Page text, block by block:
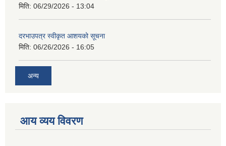
मिति: 06/29/2026 - 13:04
दरभाउपत्र स्वीकृत आशयको सूचना
मिति: 06/26/2026 - 16:05
अन्य
आय व्यय विवरण